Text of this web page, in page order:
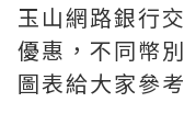
玉山網路銀行
優惠，不同幣
圖表給大家參考